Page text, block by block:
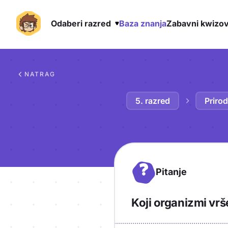
Odaberi razred Baza znanjaZabavni
NATRAG
5. razred
? Pitanje
Koji organizmi